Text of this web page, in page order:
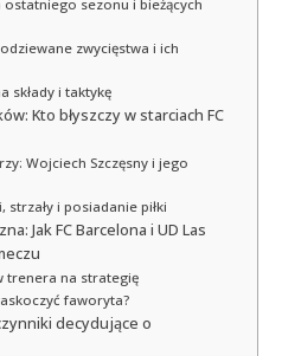
sezonu i bieżących
zwycięstwa i ich
składy i taktykę
Kto błyszczy w starciach FC
Wojciech Szczęsny i jego
strzały i posiadanie piłki
Jak FC Barcelona i UD Las
trenera na strategię
faworyta?
decydujące o